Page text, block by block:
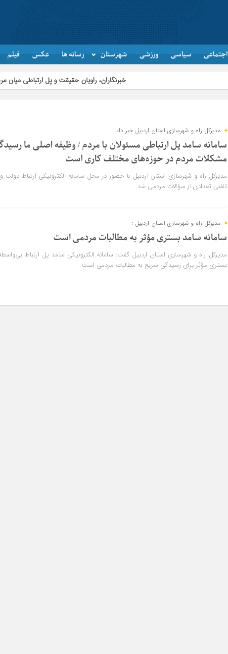
اجتماعی سیاسی ورزشی شهرستان رسانه ها عکس فیلم
خبرنگاران، راویان حقیقت و پل ارتباطی میان مردم و
مدیرکل راه و شهرسازی استان اردبیل خبر داد:
سامانه سامد پل ارتباطی مسئولان با مردم / وظیفه اصلی ما
مشکلات مردم در حوزه‌های مختلف کاری است
مدیرکل راه و شهرسازی استان اردبیل با حضور در محل سامانه الکترونیکی ارتباط
تلفنی تعدادی از سؤالات مردمی شد.
مدیرکل راه و شهرسازی استان اردبیل :
سامانه سامد بستری مؤثر به مطالبات مردمی است
مدیرکل راه و شهرسازی استان اردبیل گفت: سامانه الکترونیکی سامد پل ارتباط
بستری مؤثر برای رسیدگی سریع به مطالبات مردمی است.